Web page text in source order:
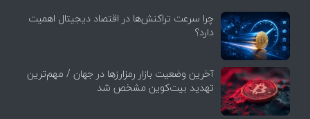
چرا سرعت تراکنش‌ها در اقتصاد دیجیتال اهمیت
دارد؟
آخرین وضعیت بازار رمزارزها در جهان / مهم‌ترین
تهدید بیت‌کوین مشخص شد